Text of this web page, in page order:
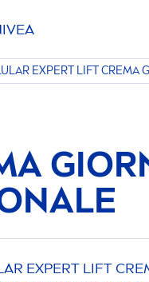
EXPERT LIFT CREMA
EXPERT LIFT